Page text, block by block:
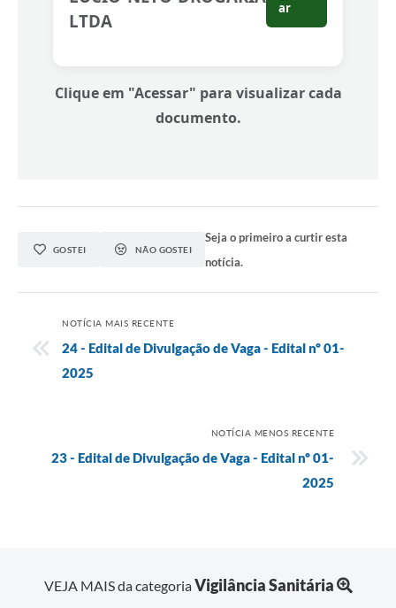
LTDA
ar
Clique em "Acessar" para visualizar cada
documento.
GOSTEI NÃO GOSTEI
Seja o primeiro a curtir esta
notícia.
NOTÍCIA MAIS RECENTE
24 - Edital de Divulgação de Vaga - Edital nº 01-
2025
NOTÍCIA MENOS RECENTE
23 - Edital de Divulgação de Vaga - Edital nº 01-
2025
VEJA MAIS da categoriaVigilância Sanitária